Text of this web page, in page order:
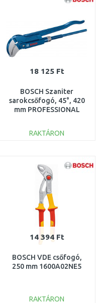
18 125 Ft
BOSCH Szaniter
sarokcsőfogó, 45°, 420
mm PROFESSIONAL
RAKTÁRON
Összehasonlítás
14 394 Ft
BOSCH VDE csőfogó,
250 mm 1600A02NE5
RAKTÁRON